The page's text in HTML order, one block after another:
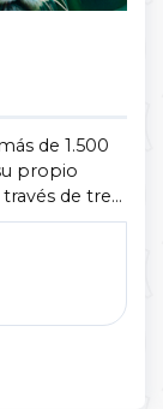
de 1.500
propio
de tres